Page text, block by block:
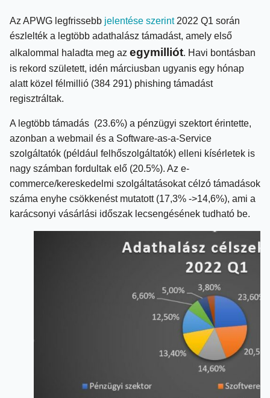
Az APWG legfrissebb jelentése szerint2022 Q1 során
észlelték a legtöbb adathalász támadást, amely első
alkalommal haladta meg az egymilliót. Havi bontásban
is rekord született, idén márciusban ugyanis egy hónap
alatt közel félmillió (384 291) phishing támadást
regisztráltak.
A legtöbb támadás (23.6%) a pénzügyi szektort érintette,
azonban a webmail és a Software-as-a-Service
szolgáltatók (például felhőszolgáltatók) elleni kísérletek is
nagy számban fordultak elő (20.5%). Az e-
commerce/kereskedelmi szolgáltatásokat célzó támadások
száma enyhe csökkenést mutatott (17,3% ->14,6%), ami a
karácsonyi vásárlási időszak lecsengésének tudható be.